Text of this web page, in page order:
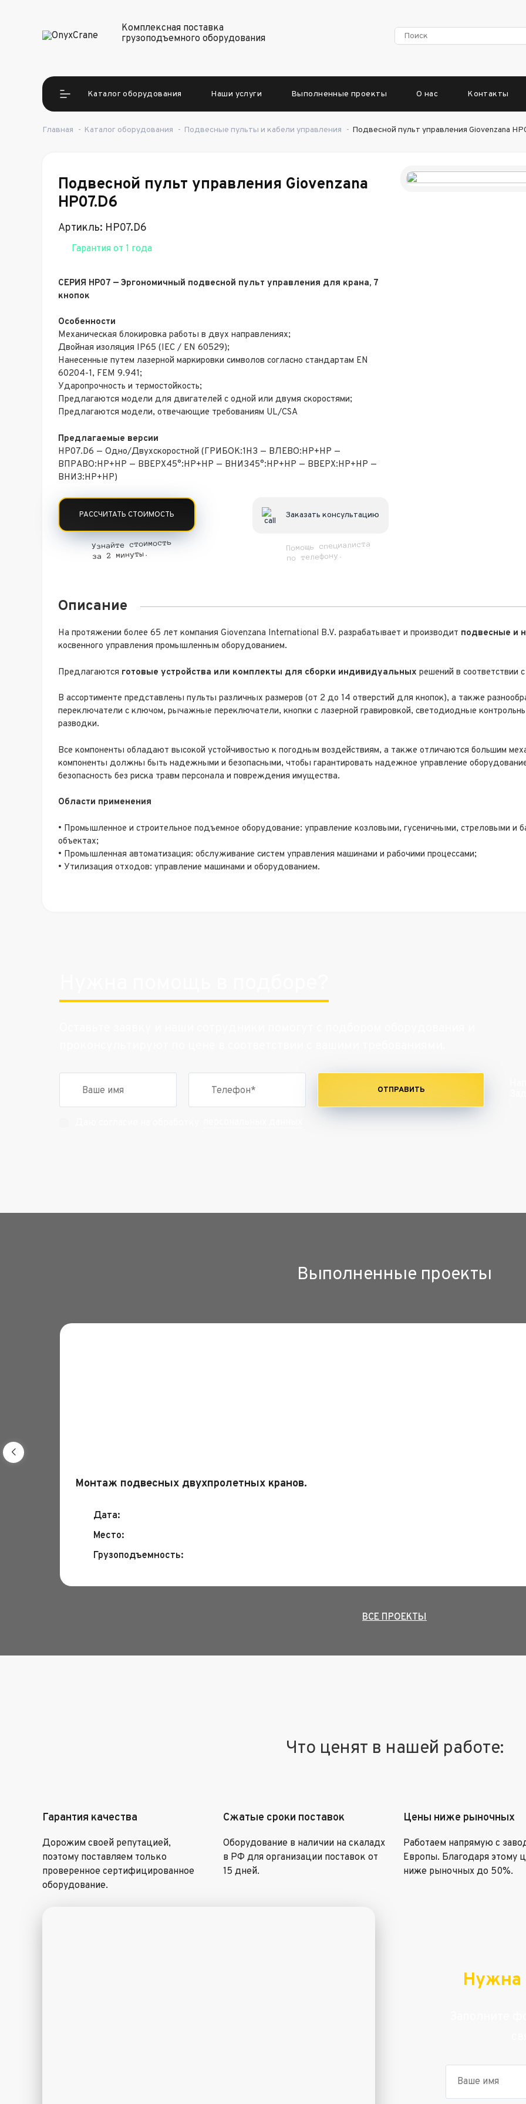
Комплексная поставка
грузоподъемного оборудования
Каталог оборудования Наши услуги Выполненные проекты О нас Контакты
Главная - Каталог оборудования - Подвесные пульты и кабели управления - Подвесной пульт управления Giovenzana
Подвесной пульт управления Giovenzana
HP07.D6
Артикль: HP07.D6
Гарантия от 1 года
СЕРИЯ HP07 — Эргономичный подвесной пульт управления для крана, 7
кнопок
Особенности
Механическая блокировка работы в двух направлениях;
Двойная изоляция IP65 (IEC / EN 60529);
Нанесенные путем лазерной маркировки символов согласно стандартам EN
60204-1, FEM 9.941;
Ударопрочность и термостойкость;
Предлагаются модели для двигателей с одной или двумя скоростями;
Предлагаются модели, отвечающие требованиям UL/CSA
Предлагаемые версии
HP07.D6 — Одно/Двухскоростной (ГРИБОК:1НЗ — ВЛЕВО:НР+НР —
ВПРАВО:НР+НР — ВВЕРХ45°:НР+НР — ВНИЗ45°:НР+НР — ВВЕРХ:НР+НР —
ВНИЗ:НР+НР)
РАССЧИТАТЬ СТОИМОСТЬ
Узнайте стоимость
за 2 минуты.
Заказать консультацию
Помощь специалиста
по телефону.
Описание
На протяжении более 65 лет компания Giovenzana International B.V. разрабатывает и производит подвесные и
косвенного управления промышленным оборудованием.
Предлагаются готовые устройства или комплекты для сборки индивидуальных решений в соответствии
В ассортименте представлены пульты различных размеров (от 2 до 14 отверстий для кнопок), а также
переключатели с ключом, рычажные переключатели, кнопки с лазерной гравировкой, светодиодные
разводки.
Все компоненты обладают высокой устойчивостью к погодным воздействиям, а также отличаются большим
компоненты должны быть надежными и безопасными, чтобы гарантировать надежное управление
безопасность без риска травм персонала и повреждения имущества.
Области применения
• Промышленное и строительное подъемное оборудование: управление козловыми, гусеничными, стреловыми и
объектах;
• Промышленная автоматизация: обслуживание систем управления машинами и рабочими процессами;
• Утилизация отходов: управление машинами и оборудованием.
ОТПРАВИТЬ
Выполненные проекты
Монтаж подвесных двухпролетных кранов.
Дата:
Место:
Грузоподъемность:
ВСЕ ПРОЕКТЫ
Что ценят в нашей работе:
Гарантия качества
Дорожим своей репутацией,
поэтому поставляем только
проверенное сертифицированное
оборудование.
Сжатые сроки поставок
Оборудование в наличии на скаладх
в РФ для организации поставок от
15 дней.
Цены ниже рыночных
Работаем напрямую с
Европы. Благодаря этому
ниже рыночных до 50%.
Нужна